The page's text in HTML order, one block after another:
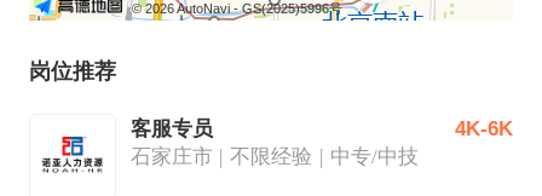
© 2026 AutoNavi- GS(2025)5996号
岗位推荐
客服专员
石家庄市
不限经验 中专/中技
4K-6K